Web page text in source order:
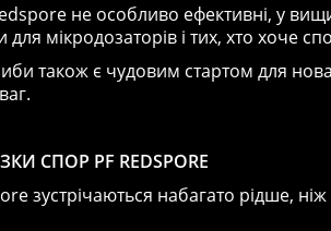
не особливо ефективні, у
для мікродозаторів і тих, хто хоче
також є чудовим стартом для
СПОР PF REDSPORE
зустрічаються набагато рідше,